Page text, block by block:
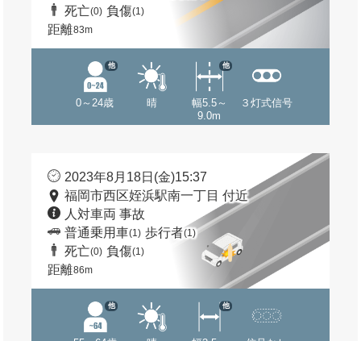
死亡(0) 負傷(1)
距離83m
0～24歳
他
晴
幅5.5～
9.0m
他
３灯式信号
2023年8月18日(金)15:37
福岡市西区姪浜駅南一丁目 付近
人対車両 事故
普通乗用車(1) 歩行者(1)
死亡(0) 負傷(1)
距離86m
他 他